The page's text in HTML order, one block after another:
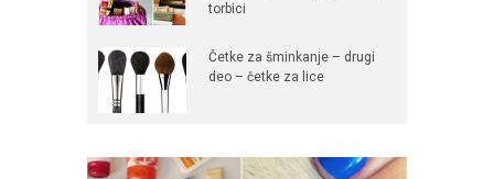
torbici
Četke za šminkanje – drugi
deo – četke za lice